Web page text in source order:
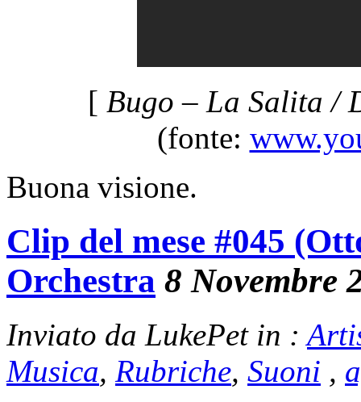
[ Bugo – La Salita /
(fonte:
Buona visione.
Clip del mese #045
Orchestra 8 Novembre
Inviato da LukePet in :
Musica, Rubriche, Suoni ,